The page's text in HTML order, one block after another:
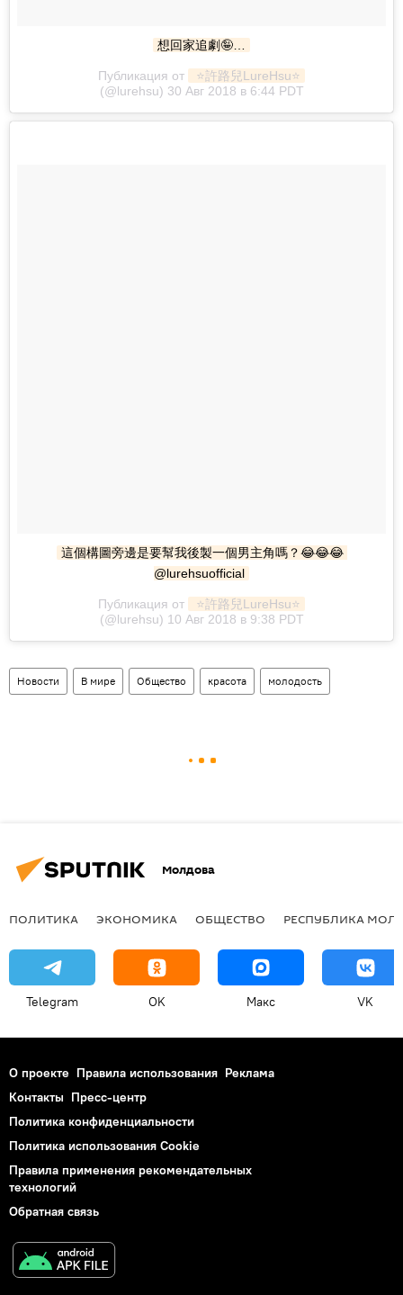
想回家追劇🤪…
Публикация от
⭐️許路兒LureHsu⭐️
(@lurehsu) 30 Авг 2018 в 6:44 PDT
這個構圖旁邊是要幫我後製一個男主角嗎？😂😂😂
@lurehsuofficial
Публикация от
⭐️許路兒LureHsu⭐️
(@lurehsu) 10 Авг 2018 в 9:38 PDT
Новости В мире Общество красота молодость
Молдова
ПОЛИТИКА ЭКОНОМИКА ОБЩЕСТВО РЕСПУБЛИКА
Telegram OK Макс VK
О проекте Правила использования Реклама
Контакты Пресс-центр
Политика конфиденциальности
Политика использования Cookie
Правила применения рекомендательных
технологий
Обратная связь